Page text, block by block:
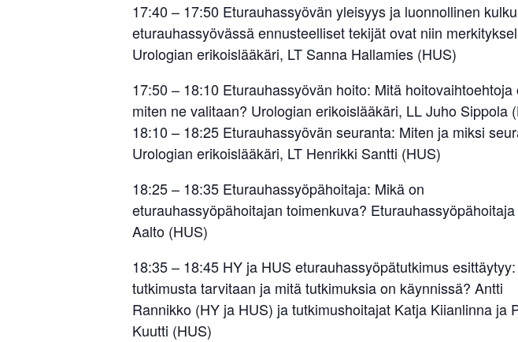
17:40 – 17:50 Eturauhassyövän yleisyys ja luonnollinen
eturauhassyövässä ennusteelliset tekijät ovat niin
Urologian erikoislääkäri, LT Sanna Hallamies (HUS)
17:50 – 18:10 Eturauhassyövän hoito: Mitä hoitovaihtoehtoja
miten ne valitaan? Urologian erikoislääkäri, LL Juho Sippola
18:10 – 18:25 Eturauhassyövän seuranta: Miten ja miksi
Urologian erikoislääkäri, LT Henrikki Santti (HUS)
18:25 – 18:35 Eturauhassyöpähoitaja: Mikä on
eturauhassyöpähoitajan toimenkuva?
Aalto (HUS)
18:35 – 18:45 HY ja HUS eturauhassyöpätutkimus
tutkimusta tarvitaan ja mitä tutkimuksia on käynnissä? Antti
Rannikko (HY ja HUS) ja tutkimushoitajat Katja Kiianlinna ja
Kuutti (HUS)